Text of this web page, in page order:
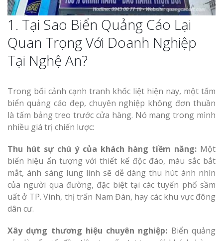
1. Tại Sao Biển Quảng Cáo Lại
Quan Trọng Với Doanh Nghiệp
Tại Nghệ An?
Trong bối cảnh cạnh tranh khốc liệt hiện nay, một tấm
biển quảng cáo đẹp, chuyên nghiệp không đơn thuần
là tấm bảng treo trước cửa hàng. Nó mang trong mình
nhiều giá trị chiến lược:
Thu hút sự chú ý của khách hàng tiềm năng: Một
biển hiệu ấn tượng với thiết kế độc đáo, màu sắc bắt
mắt, ánh sáng lung linh sẽ dễ dàng thu hút ánh nhìn
của người qua đường, đặc biệt tại các tuyến phố sầm
uất ở TP. Vinh, thị trấn Nam Đàn, hay các khu vực đông
dân cư.
Xây dựng thương hiệu chuyên nghiệp: Biển quảng
Làm Biển
Rẻ Tại Vinh Giải Pháp
Quả
Biển Led
Ma Trận
Mica Tại Vinh Lấy